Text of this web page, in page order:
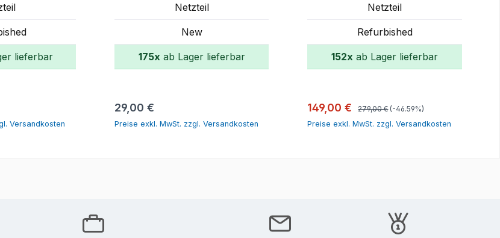
lieferbar
Versandkosten
Netzteil
New
175x ab Lager lieferbar
Regulärer Preis:
29,00 €
Preise exkl. MwSt. zzgl. Versandkosten
Netzteil
Refurbished
152x ab Lager lieferbar
Verkaufspreis:
149,00 € Regulärer Preis:
279,00 € (-46.59%)
Preise exkl. MwSt. zzgl. Versandkosten
In den Warenkorb